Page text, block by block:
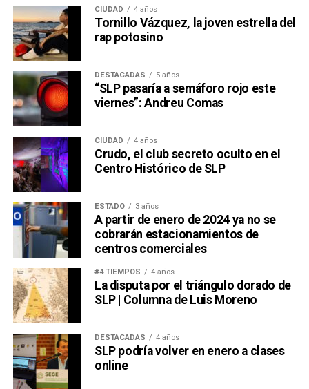
CIUDAD 4 años
Tornillo Vázquez, la joven estrella del
rap potosino
DESTACADAS 5 años
“SLP pasaría a semáforo rojo este
viernes”: Andreu Comas
CIUDAD 4 años
Crudo, el club secreto oculto en el
Centro Histórico de SLP
ESTADO 3 años
A partir de enero de 2024 ya no se
cobrarán estacionamientos de
centros comerciales
#4 TIEMPOS 4 años
La disputa por el triángulo dorado de
SLP | Columna de Luis Moreno
DESTACADAS 4 años
SLP podría volver en enero a clases
online